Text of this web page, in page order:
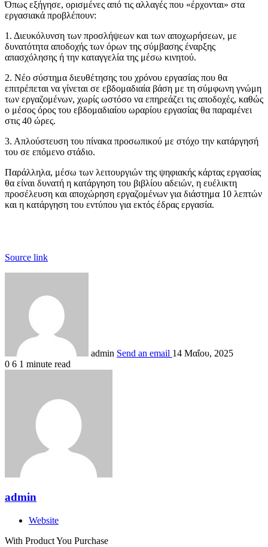
Όπως εξήγησε, ορισμένες από τις αλλαγές που «έρχονται» στα
εργασιακά προβλέπουν:
1. Διευκόλυνση των προσλήψεων και των αποχωρήσεων, με
δυνατότητα αποδοχής των όρων της σύμβασης έναρξης
απασχόλησης ή την καταγγελία της μέσω κινητού.
2. Νέο σύστημα διευθέτησης του χρόνου εργασίας που θα
επιτρέπεται να γίνεται σε εβδομαδιαία βάση με τη σύμφωνη γνώμη
των εργαζομένων, χωρίς ωστόσο να επηρεάζει τις αποδοχές, καθώς
ο μέσος όρος του εβδομαδιαίου ωραρίου εργασίας θα παραμένει
στις 40 ώρες.
3. Απλούστευση του πίνακα προσωπικού με στόχο την κατάργησή
του σε επόμενο στάδιο.
Παράλληλα, μέσω των λειτουργιών της ψηφιακής κάρτας εργασίας
θα είναι δυνατή η κατάργηση του βιβλίου αδειών, η ευέλικτη
προσέλευση και αποχώρηση εργαζομένων για διάστημα 10 λεπτών
και η κατάργηση του εντύπου για εκτός έδρας εργασία.
Source link
admin Send an email 14 Μαΐου, 2025
0 6 1 minute read
admin
Website
With Product You Purchase